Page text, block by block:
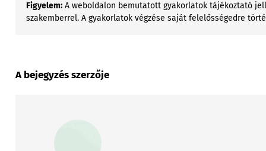
Figyelem: A weboldalon bemutatott gyakorlatok tájékoztató
szakemberrel. A gyakorlatok végzése saját felelősségedre
A bejegyzés szerzője